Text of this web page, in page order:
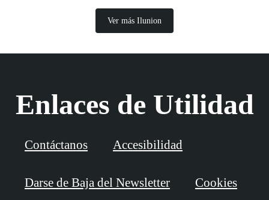
Ver más Ilunion
Enlaces de Utilidad
Contáctanos Accesibilidad
Darse de Baja del Newsletter Cookies